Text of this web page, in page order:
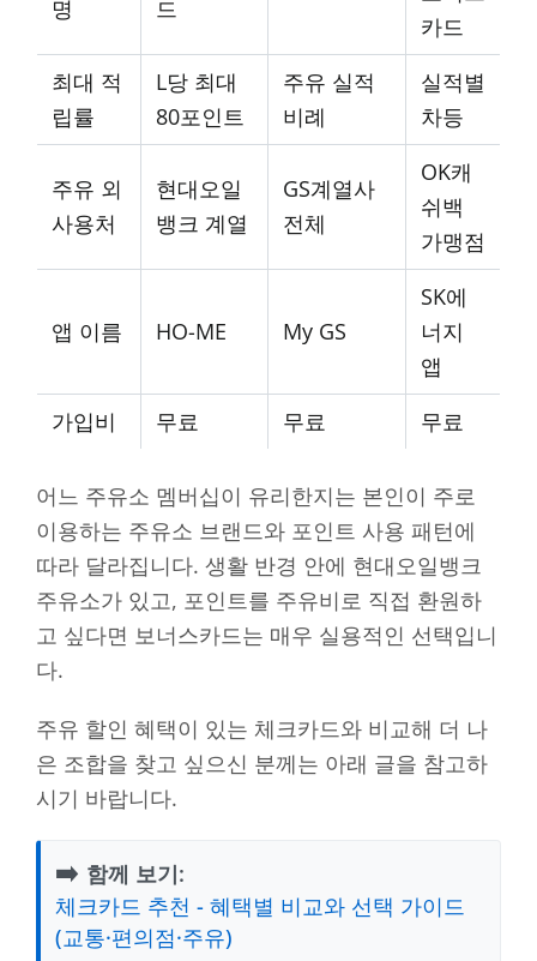
명 드
카드
최대 적
립률
L당 최대
80포인트
주유 실적
비례
실적별
차등
주유 외
사용처
현대오일
뱅크 계열
GS계열사
전체
OK캐
쉬백
가맹점
앱 이름 HO-ME My GS
SK에
너지
앱
가입비
무료 무료 무료
어느 주유소 멤버십이 유리한지는 본인이 주로
이용하는 주유소 브랜드와 포인트 사용 패턴에
따라 달라집니다. 생활 반경 안에 현대오일뱅크
주유소가 있고, 포인트를 주유비로 직접 환원하
고 싶다면 보너스카드는 매우 실용적인 선택입니
다.
주유 할인 혜택이 있는 체크카드와 비교해 더 나
은 조합을 찾고 싶으신 분께는 아래 글을 참고하
시기 바랍니다.
➡️ 함께 보기:
체크카드 추천 - 혜택별 비교와 선택 가이드
(교통·편의점·주유)